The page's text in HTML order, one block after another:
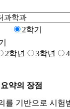
2학기
2학년 3학년
약의 장점
를 기반으로 시험